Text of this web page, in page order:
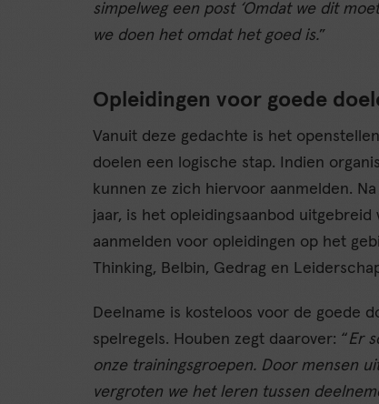
simpelweg een post ‘Omdat we dit
we doen het omdat het goed is.”
Opleidingen voor goede
Vanuit deze gedachte is het
doelen een logische stap. Indien
kunnen ze zich hiervoor aanmelden.
jaar, is het opleidingsaanbod
aanmelden voor opleidingen op het
Thinking, Belbin, Gedrag en
Deelname is kosteloos voor de goede
spelregels. Houben zegt daarover: “Er
onze trainingsgroepen. Door mensen
vergroten we het leren tussen